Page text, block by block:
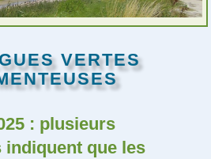
VERTES
: plusieurs
indiquent que les